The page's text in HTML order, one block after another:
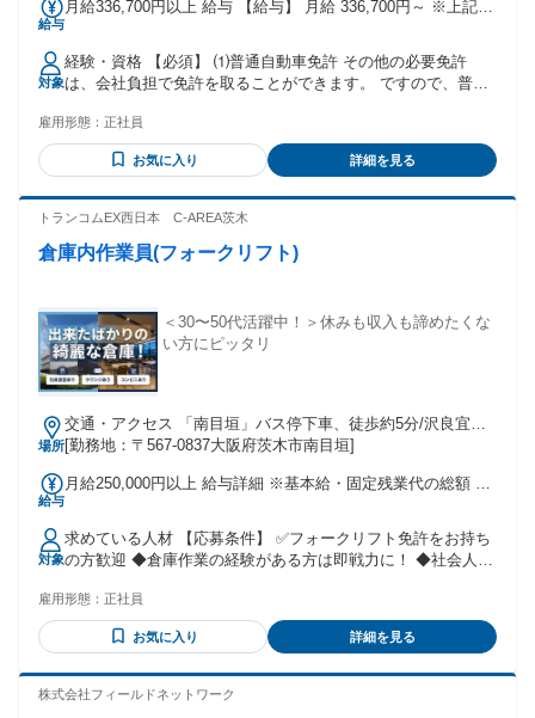
給与
月給336,700円以上 給与 【給与】 月給 336,700円～ ※上記に
位で支給) ・1ヶ月あたり65,940円(固定残業時間：1ヶ月あた
り42時間) ・固定残業時間を超えた勤務時間については別途残
業代を支給する。 【別途下記手当あり】 ☆賞与／年2回(7
月・12月) ☆昇給／年2回(2月・8月) ☆通勤手当 ☆残業手当 ☆
【その他にも下記のような制度があります】 〇借り上げ社宅
制度 ・勤務先住所が現住所から遠方の方に対し、家賃の一部
を会社が負担します。 〇財形貯蓄制度 〇従業員持ち株制度
〇退職金制度 【交通費】 〇車・バイク・自転車通勤OK！ 〇
無料駐車場あり
対象
経験・資格 【必須】 ⑴普通自動車免許 その他の必要免許
は、会社負担で免許を取ることができます。 ですので、普通
ール)も全社で50名弱活躍中！ 今年も女性ドライバーが入社し
ました♪ ・主婦(主夫)さんや中高年の方も幅広く活躍中です。
・完全未経験から始めた先輩多数活躍中♪ ※22時～翌5時は18
雇用形態： 正社員
お気に入り 詳細を見る
トランコムEX西日本 C-AREA茨木
倉庫内作業員(フォークリフト)
＜30〜50代活躍中！＞休みも収入も諦めたくな
い方にピッタリ
場所
交通・アクセス 「南目垣」バス停下車、徒歩約5分/沢良宜駅
から徒歩36分（車13分）/阪急南茨木駅より直行無料シャトル
[勤務地：〒567-0837大阪府茨木市南目垣]
給与
月給250,000円以上 給与詳細 ※基本給・固定残業代の総額 基
2761円（固定残業時間：1ヶ月あたり20時間42分） 固定残業
時間を超えた勤務時間については別途残業代を支給する 【一
律手当】 全員に一律で支払われる通勤・皆勤・家族手当金
額：なし 全員に一律で支払われるその他手当金額：なし ※固
慮して決定
対象
求めている人材 【応募条件】 ✅フォークリフト免許をお持ち
の方歓迎 ◆倉庫作業の経験がある方は即戦力に！ ◆社会人デ
にも最適 ◆20〜40代の幅広い世代が活躍中！ ＼ あなたの腕
を高く買います ／ これまでの苦労や経験を、 ここでは「価
値」として評価します。 サービス残業やアナログ管理に 疲れ
す！
雇用形態： 正社員
お気に入り 詳細を見る
株式会社フィールドネットワーク